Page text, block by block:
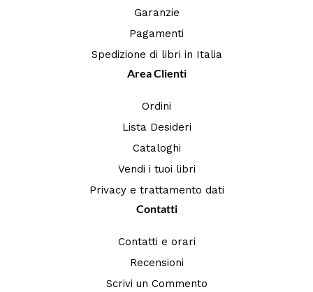
Garanzie
Pagamenti
Spedizione di libri in Italia
Area Clienti
Ordini
Lista Desideri
Cataloghi
Vendi i tuoi libri
Privacy e trattamento dati
Contatti
Contatti e orari
Recensioni
Scrivi un Commento